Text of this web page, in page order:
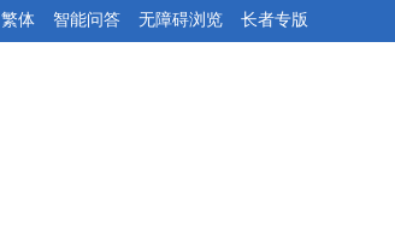
智能问答 无障碍浏览 长者专版
繁体